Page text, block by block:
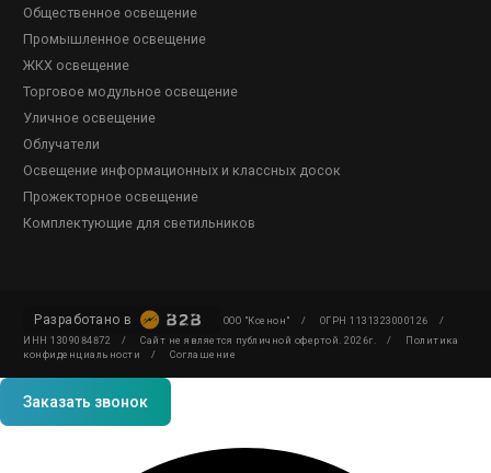
Общественное освещение
Промышленное освещение
ЖКХ освещение
Торговое модульное освещение
Уличное освещение
Облучатели
Освещение информационных и классных досок
Прожекторное освещение
Комплектующие для светильников
Разработано в ООО "Ксенон" / ОГРН 1131323000126
/
ИНН 1309084872
/ Сайт не является публичной офертой. 2026г. /
Политика
конфиденциальности
/ Соглашение
Заказать звонок